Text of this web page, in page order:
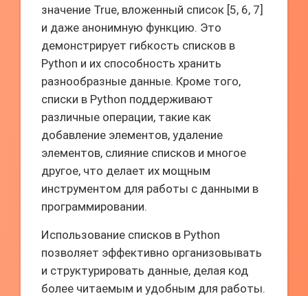
значение True, вложенный список [5, 6, 7]
и даже анонимную функцию. Это
демонстрирует гибкость списков в
Python и их способность хранить
разнообразные данные. Кроме того,
списки в Python поддерживают
различные операции, такие как
добавление элементов, удаление
элементов, слияние списков и многое
другое, что делает их мощным
инструментом для работы с данными в
программировании.
Использование списков в Python
позволяет эффективно организовывать
и структурировать данные, делая код
более читаемым и удобным для работы.